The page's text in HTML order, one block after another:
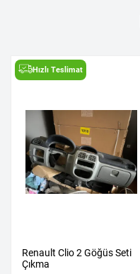
Hızlı Teslimat
Renault Clio 2 Göğüs Seti
Çıkma